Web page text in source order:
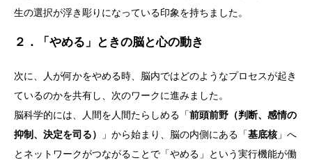
生の選択が浮き彫りになっている印象を持ちました。
２． 「やめる」ときの脳と心の動き
次に、人が何かをやめる時、脳内ではどのようなプロセスが起き
ているのかを共有し、次のワークに進みました。
脳科学的には、人間を人間たらしめる「前頭前野（判断、感情の
抑制、決定を司る）
」から始まり、脳の内側にある「基底核 」へ
とネットワークがつながることで「やめる」という実行機能が働